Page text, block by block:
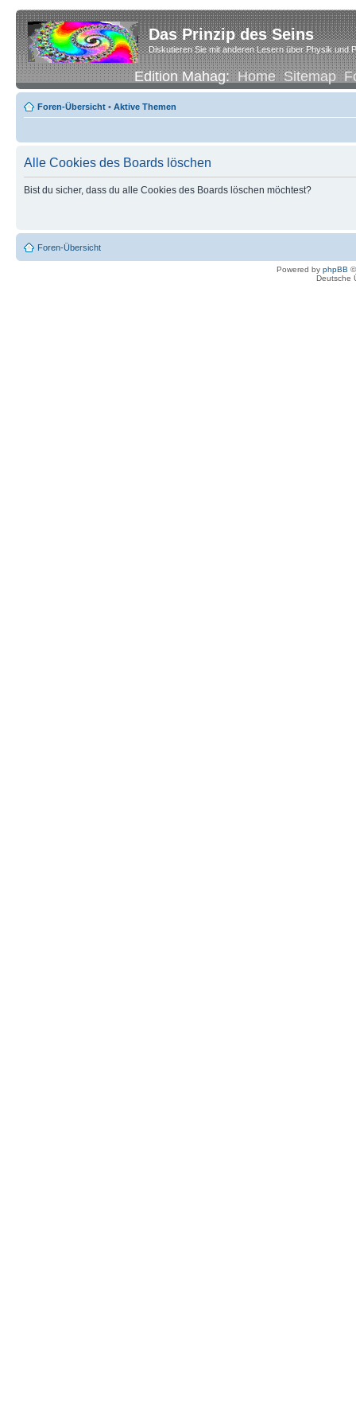
Das Prinzip des Seins
Diskutieren Sie mit anderen Lesern über Physik und
Edition Mahag:Home Sitemap
Foren-Übersicht • Aktive Themen
Alle Cookies des Boards löschen
Bist du sicher, dass du alle Cookies des Boards löschen möchtest?
Foren-Übersicht
Powered by phpBB
Deutsche